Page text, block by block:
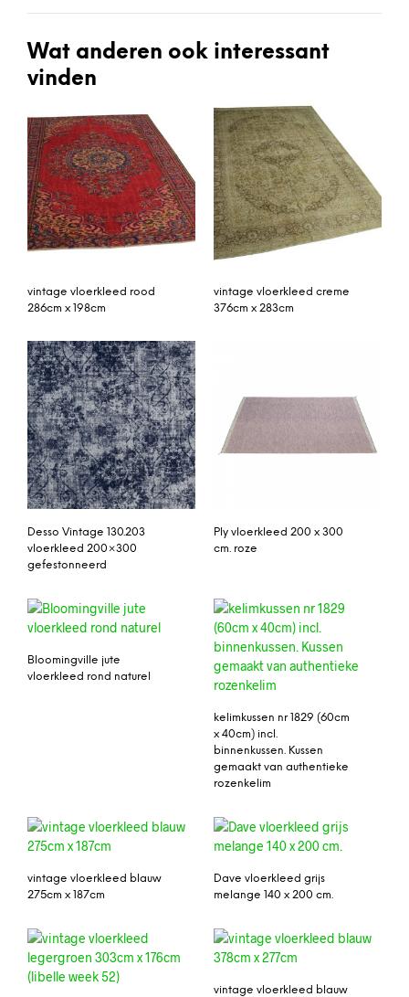
Wat anderen ook interessant
vinden
vintage vloerkleed rood
286cm x 198cm
vintage vloerkleed creme
376cm x 283cm
Desso Vintage 130.203
vloerkleed 200×300
gefestonneerd
Ply vloerkleed 200 x 300
cm. roze
Bloomingville jute
vloerkleed rond naturel
kelimkussen nr 1829 (60cm
x 40cm) incl.
binnenkussen. Kussen
gemaakt van authentieke
rozenkelim
vintage vloerkleed blauw
275cm x 187cm
Dave vloerkleed grijs
melange 140 x 200 cm.
vintage vloerkleed blauw